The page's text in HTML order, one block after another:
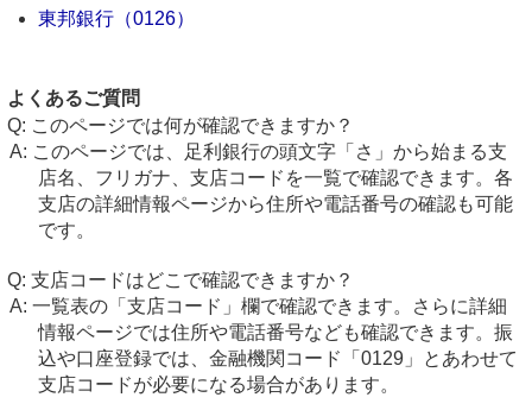
東邦銀行（0126）
よくあるご質問
このページでは何が確認できますか？
このページでは、足利銀行の頭文字「さ」から始まる支
店名、フリガナ、支店コードを一覧で確認できます。各
支店の詳細情報ページから住所や電話番号の確認も可能
です。
支店コードはどこで確認できますか？
一覧表の「支店コード」欄で確認できます。さらに詳細
情報ページでは住所や電話番号なども確認できます。振
込や口座登録では、金融機関コード「0129」とあわせて
支店コードが必要になる場合があります。